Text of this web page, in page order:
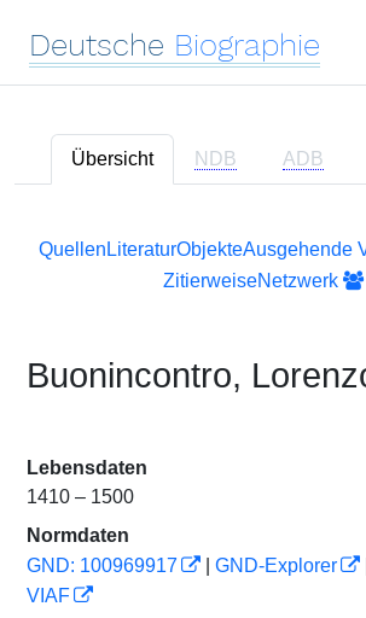
Deutsche Biographie
Übersicht NDB ADB
Quellen LiteraturObjekteAusgehende
ZitierweiseNetzwerk
Buonincontro,
Lebensdaten
1410 – 1500
Normdaten
GND: 100969917
GND-Explorer
VIAF